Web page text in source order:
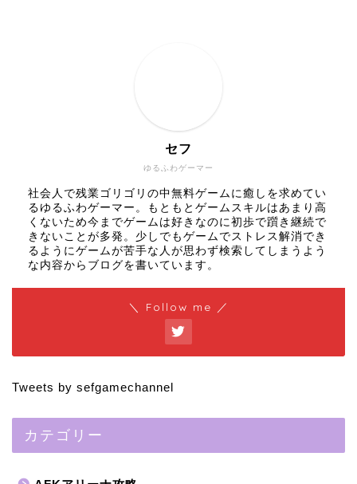
ゆるふわゲーマー
セフ
社会人で残業ゴリゴリの中無料ゲームに癒しを求めてい
るゆるふわゲーマー。もともとゲームスキルはあまり高
くないため今までゲームは好きなのに初歩で躓き継続で
きないことが多発。少しでもゲームでストレス解消でき
るようにゲームが苦手な人が思わず検索してしまうよう
な内容からブログを書いています。
＼ Follow me ／
Tweets by sefgamechannel
カテゴリー